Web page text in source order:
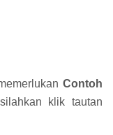
Contoh
klik tautan